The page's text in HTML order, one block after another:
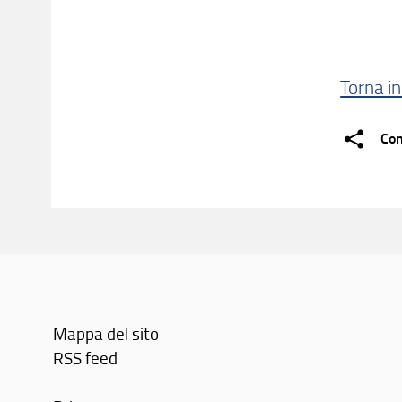
Torna
Mappa del sito
RSS feed